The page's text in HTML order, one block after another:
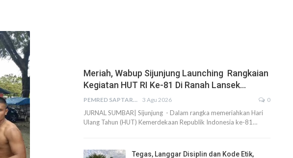
Meriah, Wabup Sijunjung Launching Rangkaian
Kegiatan HUT RI Ke-81 Di Ranah Lansek…
PEMRED SAPTARIUS 3 Agu 2026 0
JURNAL SUMBAR| Sijunjung - Dalam rangka memeriahkan Hari
Ulang Tahun (HUT) Kemerdekaan Republik Indonesia ke-81…
Tegas, Langgar Disiplin dan Kode Etik,